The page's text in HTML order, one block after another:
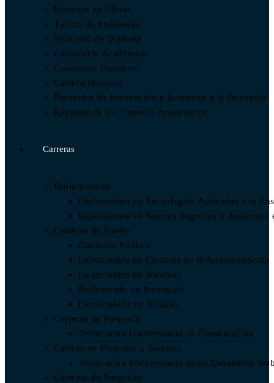
Horarios de Clases
Turnos de Exámenes
Solicitud de Diploma
Calendario Académico
Concursos Docentes
Carrera Docente
Proyectos de Innovación e Incentivo a la Docencia
Régimen de los Comités Académicos
Carreras
Diplomaturas
Diplomatura en Tecnologías Aplicadas a la
Diplomatura en Nuevos negocios y desarrollo
Carreras de Grado
Contador Público
Licenciatura en Ciencias de la Administración
Licenciatura en Sistemas
Profesorado en Portugués
Licenciatura en Turismo
Carreras de Pregrado
Tecnicatura Universitaria en Computación
Carrera de Pregrado a Termino
Tecnicatura Universitaria en en Desarrollo
Carreras de Posgrado